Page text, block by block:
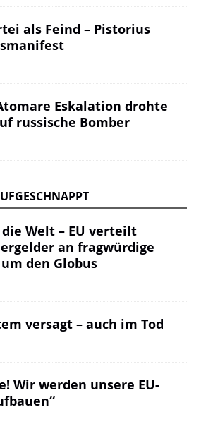
als Feind – Pistorius
Eskalation drohte
russische Bomber
Welt – EU verteilt
an fragwürdige
den Globus
versagt – auch im Tod
Wir werden unsere EU-